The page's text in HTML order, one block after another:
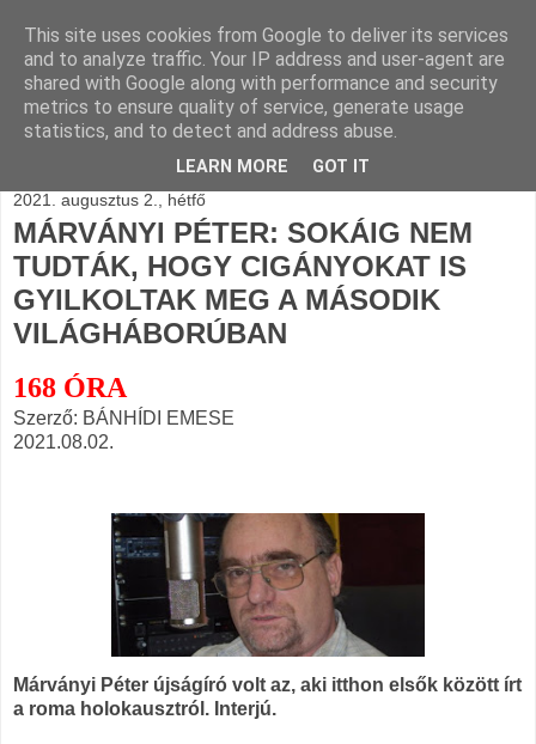
BLOGÁSZAT, napi
blogjava
2021. augusztus 2., hétfő
MÁRVÁNYI PÉTER: SOKÁIG NEM
TUDTÁK, HOGY CIGÁNYOKAT IS
GYILKOLTAK MEG A MÁSODIK
VILÁGHÁBORÚBAN
168 ÓRA
Szerző: BÁNHÍDI EMESE
2021.08.02.
Márványi Péter újságíró volt az, aki itthon elsők között írt
a roma holokausztról. Interjú.
This site uses cookies from Google to deliver its services
and to analyze traffic. Your IP address and user-agent are
shared with Google along with performance and security
metrics to ensure quality of service, generate usage
statistics, and to detect and address abuse.
LEARN MORE GOT IT